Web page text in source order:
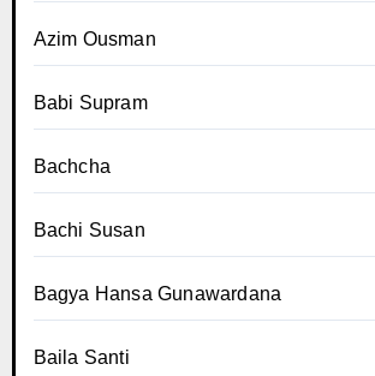
Azim Ousman
Babi Supram
Bachcha
Bachi Susan
Bagya Hansa Gunawardana
Baila Santi